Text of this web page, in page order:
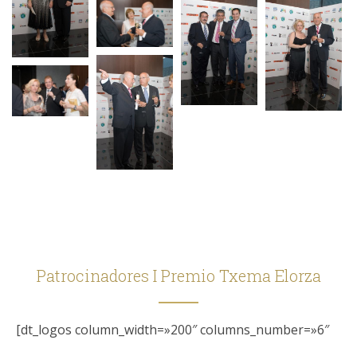
Patrocinadores I Premio Txema Elorza
[dt_logos column_width=»200″ columns_number=»6″